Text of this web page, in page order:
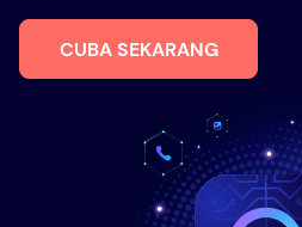
CUBA SEKARANG